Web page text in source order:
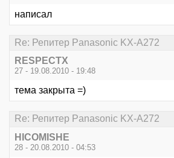
написал
Re: Репитер Panasonic KX-A272
RESPECTX
27 - 19.08.2010 - 19:48
тема закрыта =)
Re: Репитер Panasonic KX-A272
HICOMISHE
28 - 20.08.2010 - 04:53